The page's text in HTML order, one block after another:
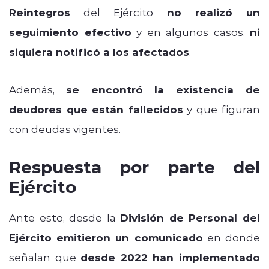
Reintegros del Ejército no realizó un
seguimiento efectivo y en algunos casos, ni
siquiera notificó a los afectados.
Además, se encontró la existencia de
deudores que están fallecidos y que figuran
con deudas vigentes.
Respuesta por parte del
Ejército
Ante esto, desde la División de Personal del
Ejército emitieron un comunicado en donde
señalan que desde 2022 han implementado